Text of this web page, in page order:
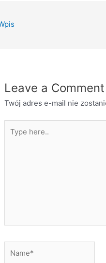
Leave a Comment
Twój adres e-mail nie
here..